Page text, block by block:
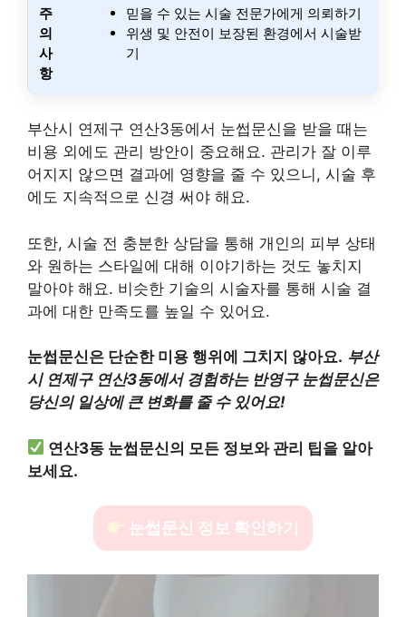
주
의
사
항
믿을 수 있는 시술 전문가에게 의뢰하기
위생 및 안전이 보장된 환경에서 시술받
기
부산시 연제구 연산3동에서 눈썹문신을 받을 때는
비용 외에도 관리 방안이 중요해요. 관리가 잘 이루
어지지 않으면 결과에 영향을 줄 수 있으니, 시술 후
에도 지속적으로 신경 써야 해요.
또한, 시술 전 충분한 상담을 통해 개인의 피부 상태
와 원하는 스타일에 대해 이야기하는 것도 놓치지
말아야 해요. 비슷한 기술의 시술자를 통해 시술 결
과에 대한 만족도를 높일 수 있어요.
눈썹문신은 단순한 미용 행위에 그치지 않아요. 부산
시 연제구 연산3동에서 경험하는 반영구 눈썹문신은
당신의 일상에 큰 변화를 줄 수 있어요!
연산3동 눈썹문신의 모든 정보와 관리 팁을 알아
보세요.
눈썹문신 정보 확인하기